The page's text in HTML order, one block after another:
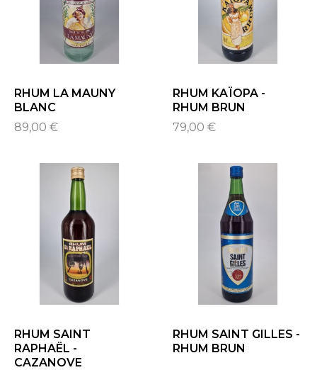
RHUM LA MAUNY
BLANC
89,00 €
RHUM KAÏOPA -
RHUM BRUN
79,00 €
RHUM SAINT
RAPHAËL -
CAZANOVE
RHUM SAINT GILLES -
RHUM BRUN